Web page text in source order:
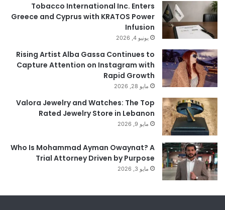
Tobacco International Inc. Enters
Greece and Cyprus with KRATOS Power
Infusion
يونيو 4, 2026
Rising Artist Alba Gassa Continues to
Capture Attention on Instagram with
Rapid Growth
مايو 28, 2026
Valora Jewelry and Watches: The Top
Rated Jewelry Store in Lebanon
مايو 9, 2026
Who Is Mohammad Ayman Owaynat? A
Trial Attorney Driven by Purpose
مايو 3, 2026